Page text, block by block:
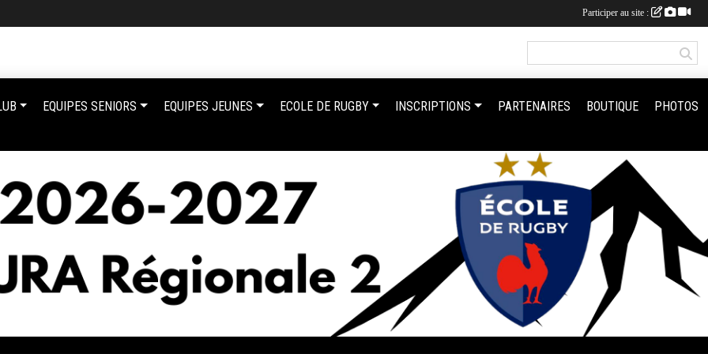
EQUIPES SENIORS EQUIPES JEUNES ECOLE DE RUGBY INSCRIPTIONS PARTENAIRES BOUTIQUE PHOTOS
Participer au site :